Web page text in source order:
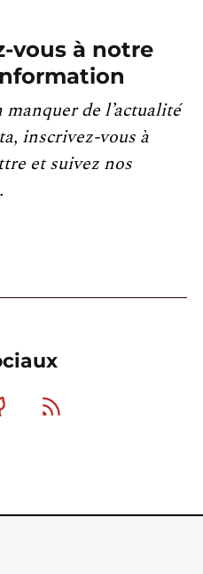
vous à notre
de l’actualité
inscrivez-vous à
et suivez nos
Github